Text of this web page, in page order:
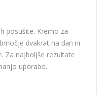
posušite. Kremo za
dvakrat na dan in
Za najboljše rezultate
uporabo.